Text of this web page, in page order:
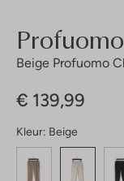
Profuomo
Beige Profuomo
€ 139,99
Kleur: Beige